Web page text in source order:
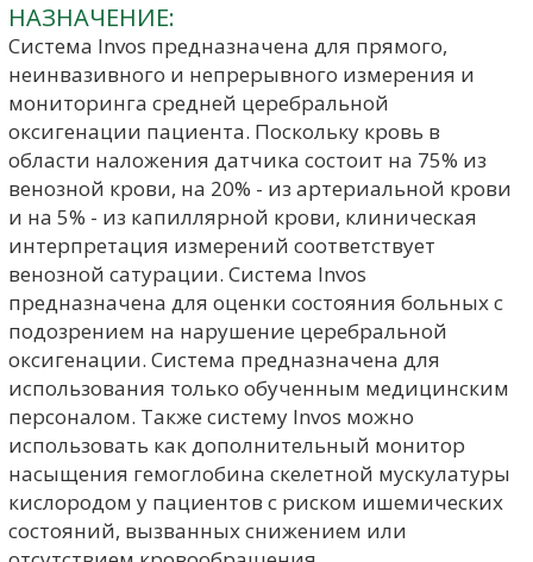
НАЗНАЧЕНИЕ:
Система Invos предназначена для прямого,
неинвазивного и непрерывного измерения и
мониторинга средней церебральной
оксигенации пациента. Поскольку кровь в
области наложения датчика состоит на 75% из
венозной крови, на 20% - из артериальной крови
и на 5% - из капиллярной крови, клиническая
интерпретация измерений соответствует
венозной сатурации. Система Invos
предназначена для оценки состояния больных с
подозрением на нарушение церебральной
оксигенации. Система предназначена для
использования только обученным медицинским
персоналом. Также систему Invos можно
использовать как дополнительный монитор
насыщения гемоглобина скелетной мускулатуры
кислородом у пациентов с риском ишемических
состояний, вызванных снижением или